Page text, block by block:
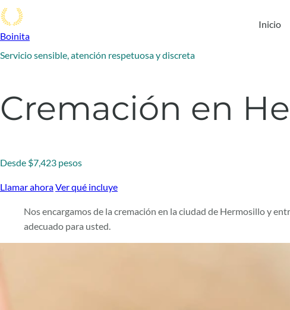
Boinita
Inicio
Servicio sensible, atención respetuosa y discreta
Cremación en
Desde $7,423 pesos
Llamar ahoraVer qué incluye
Nos encargamos de la cremación en la ciudad de Hermosillo y
adecuado para usted.